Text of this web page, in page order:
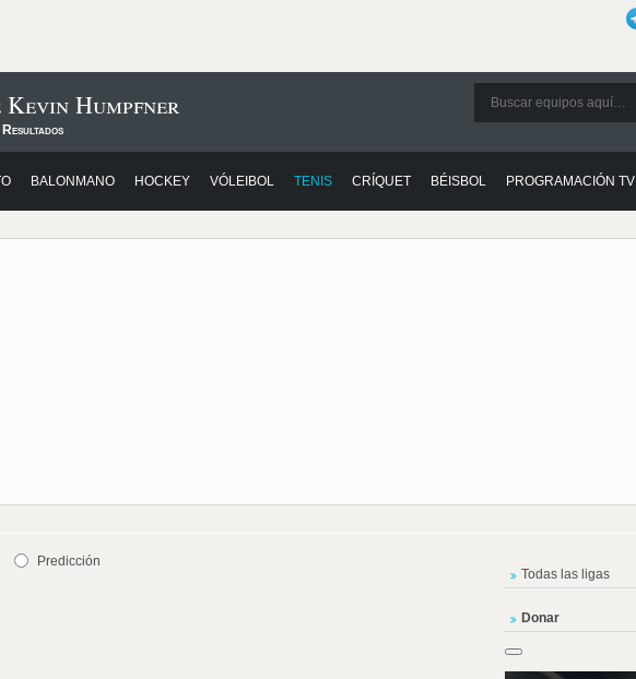
Humpfner
BALONMANO HOCKEY VÓLEIBOL TENIS CRÍQUET BÉISBOL PROGRAMACIÓN TV
Predicción
Todas las ligas
Donar